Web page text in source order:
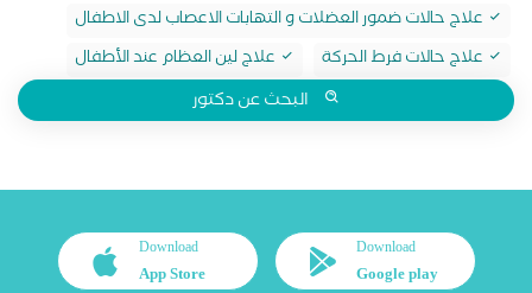
علاج حالات ضمور العضلات و التهابات الاعصاب لدى الاطفال
علاج حالات فرط الحركة
علاج لين العظام عند الأطفال
البحث عن دكتور
Download
Google play
Download
App Store